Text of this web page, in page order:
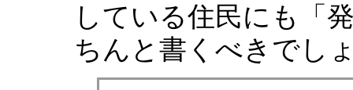
している住民にも「
ちんと書くべきでし